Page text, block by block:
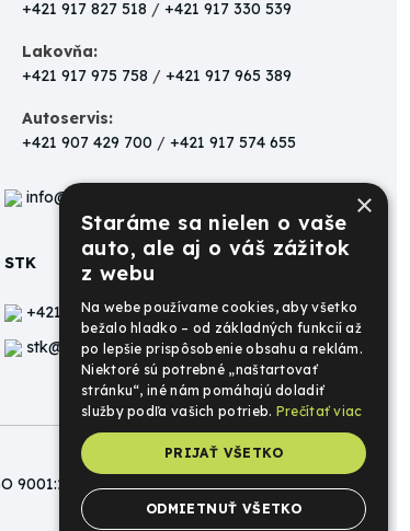
+421 917 827 518 / +421 917 330 539
Lakovňa:
+421 917 975 758 / +421 917 965 389
Autoservis:
+421 907 429 700 / +421 917 574 655
info@biga.sk
STK
+421 905 455 405
stk@biga.sk
9001:2015 Certifikát ISO 14001:2015
×
Staráme sa nielen o vaše
auto, ale aj o váš zážitok
z webu
Na webe používame cookies, aby všetko
bežalo hladko – od základných funkcií až
po lepšie prispôsobenie obsahu a reklám.
Niektoré sú potrebné „naštartovať
stránku“, iné nám pomáhajú doladiť
služby podľa vašich potrieb. Prečítať viac
PRIJAŤ VŠETKO
ODMIETNUŤ VŠETKO